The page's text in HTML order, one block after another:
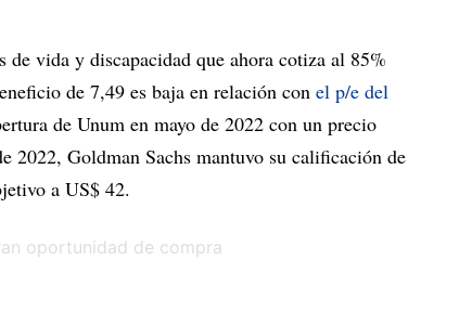
vida y discapacidad que ahora cotiza al 85%
de 7,49 es baja en relación con el p/e del
de Unum en mayo de 2022 con un precio
2022, Goldman Sachs mantuvo su calificación de
a US$ 42.